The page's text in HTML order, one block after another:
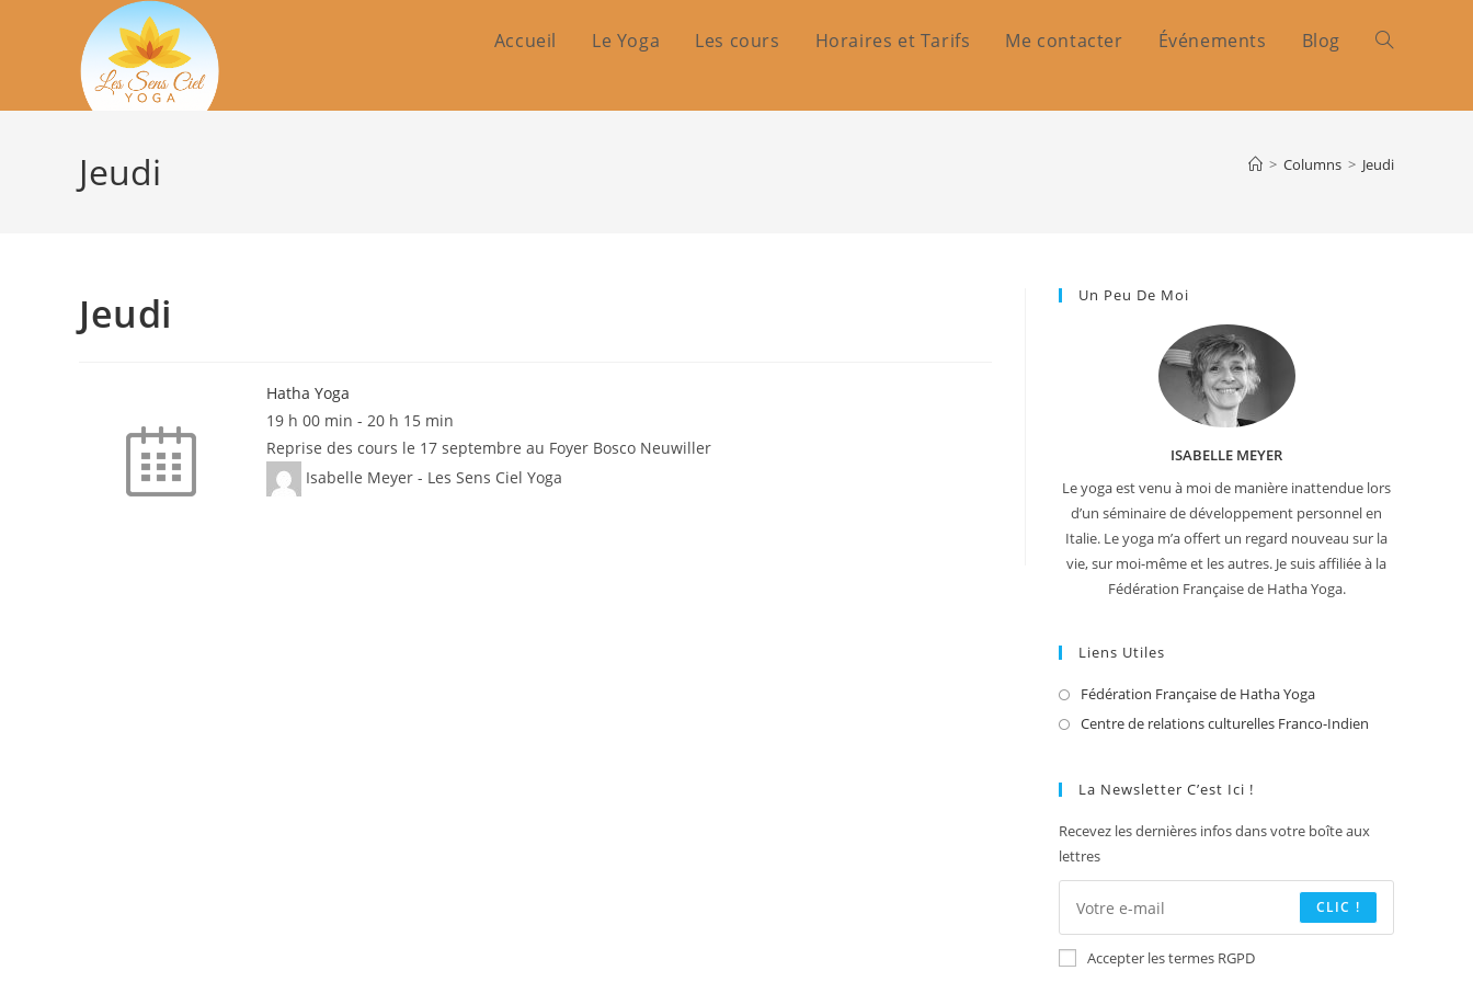
Accueil Le Yoga Les cours Horaires et Tarifs Me contacter Événements Blog Toggle
Jeudi > Columns > Jeudi
Jeudi
Hatha Yoga
19 h 00 min - 20 h 15 min
Reprise des cours le 17 septembre au Foyer Bosco Neuwiller
Isabelle Meyer - Les Sens Ciel Yoga
Un Peu De Moi
ISABELLE MEYER
Le yoga est venu à moi de manière inattendue lors
d’un séminaire de développement personnel en
Italie. Le yoga m’a offert un regard nouveau sur la
vie, sur moi-même et les autres. Je suis affiliée à la
Fédération Française de Hatha Yoga.
Liens Utiles
Fédération Française de Hatha YogaS’ouvre
dans
Centre de relations culturelles Franco-Indien
onglet
La Newsletter C’est Ici !
Recevez les dernières infos dans votre boîte aux
lettres
CLIC !
Accepter les termes RGPD